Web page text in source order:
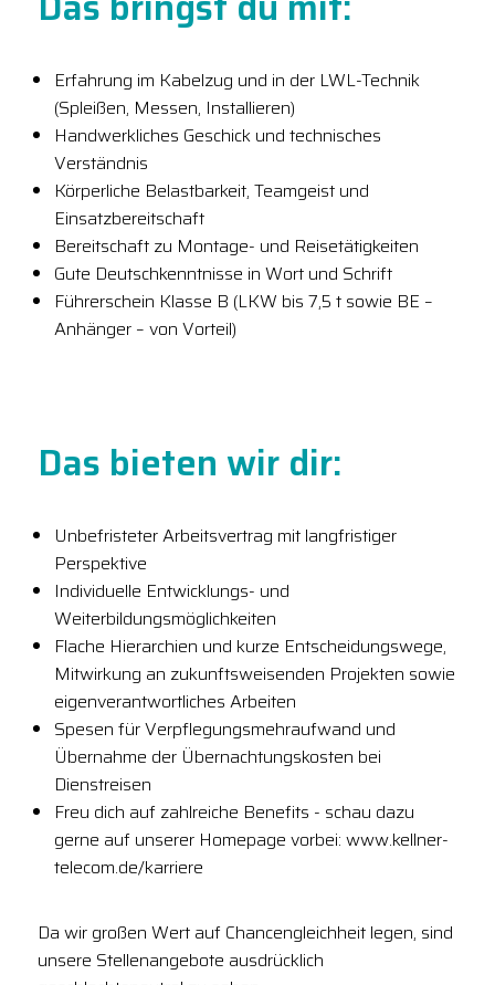
Erfahrung im Kabelzug und in der LWL-Technik
(Spleißen, Messen, Installieren)
Handwerkliches Geschick und technisches
Verständnis
Körperliche Belastbarkeit, Teamgeist und
Einsatzbereitschaft
Bereitschaft zu Montage- und Reisetätigkeiten
Gute Deutschkenntnisse in Wort und Schrift
Führerschein Klasse B (LKW bis 7,5 t sowie BE –
Anhänger – von Vorteil)
Das bieten wir dir:
Unbefristeter Arbeitsvertrag mit langfristiger
Perspektive
Individuelle Entwicklungs- und
Weiterbildungsmöglichkeiten
Flache Hierarchien und kurze Entscheidungswege,
Mitwirkung an zukunftsweisenden Projekten sowie
eigenverantwortliches Arbeiten
Spesen für Verpflegungsmehraufwand und
Übernahme der Übernachtungskosten bei
Dienstreisen
Freu dich auf zahlreiche Benefits - schau dazu
gerne auf unserer Homepage vorbei: www.kellner-
telecom.de/karriere
Da wir großen Wert auf Chancengleichheit legen, sind
unsere Stellenangebote ausdrücklich